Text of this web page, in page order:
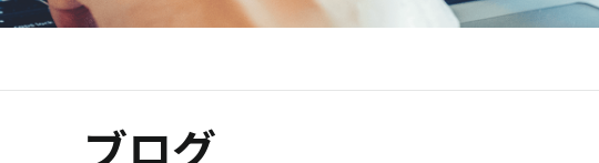
ブログ